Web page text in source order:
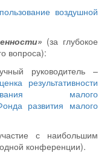
воздушной
(за глубокое
вопроса):
руководитель –
результативности
малого
развития малого
с наибольшим
конференции).